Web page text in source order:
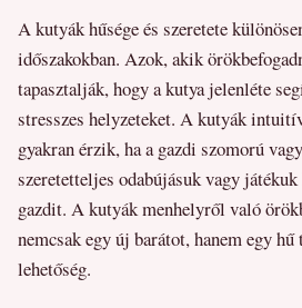
A kutyák hűsége és szeretete
időszakokban. Azok, akik
tapasztalják, hogy a kutya jelenléte
stresszes helyzeteket. A kutyák
gyakran érzik, ha a gazdi szomorú
szeretetteljes odabújásuk vagy
gazdit. A kutyák menhelyről való
nemcsak egy új barátot, hanem egy
lehetőség.